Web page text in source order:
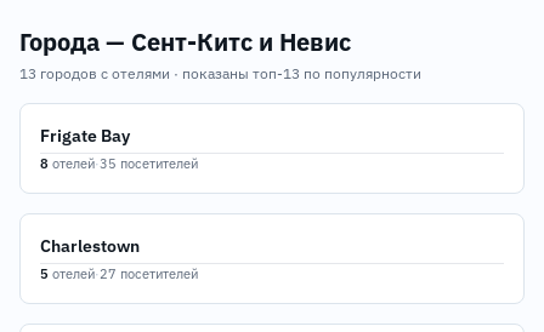
Города — Сент-Китс и Невис
13 городов с отелями · показаны топ-13 по популярности
Frigate Bay
8 отелей·35 посетителей
Charlestown
5 отелей·27 посетителей